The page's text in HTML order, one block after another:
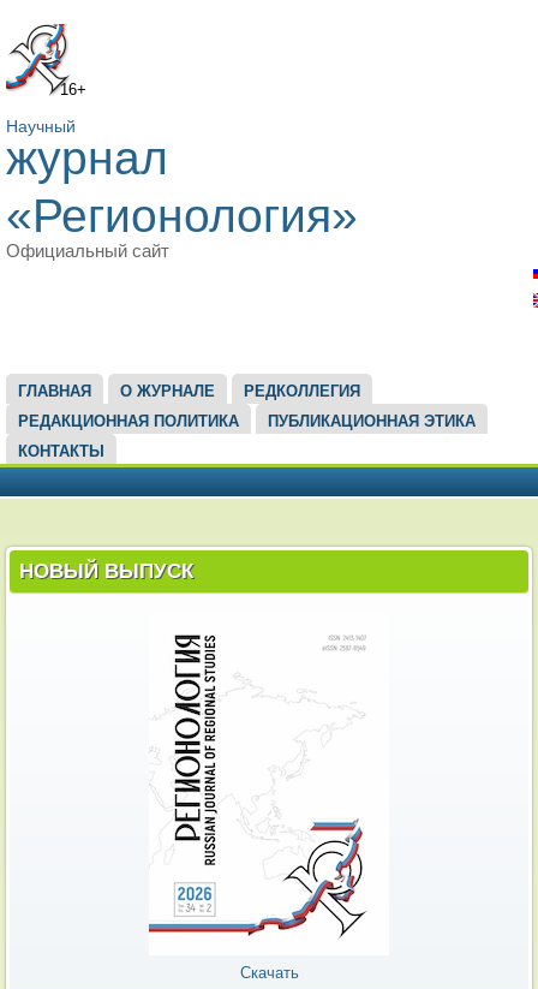
16+
Научный
журнал
«Регионология»
Официальный сайт
ГЛАВНОЕ МЕНЮ
ГЛАВНАЯ О ЖУРНАЛЕ
РЕДКОЛЛЕГИЯ
РЕДАКЦИОННАЯ ПОЛИТИКА
ПУБЛИКАЦИОННАЯ ЭТИКА
КОНТАКТЫ
НОВЫЙ ВЫПУСК
Скачать